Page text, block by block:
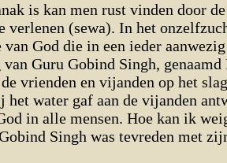
is kan men rust vinden door
verlenen (sewa). In het
van God die in een ieder
Guru Gobind Singh,
vrienden en vijanden op het
het water gaf aan de vijanden
in alle mensen. Hoe kan ik
Singh was tevreden met